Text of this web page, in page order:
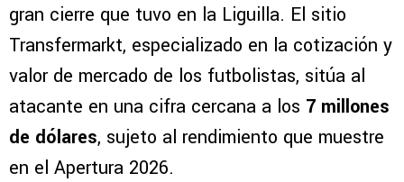
gran cierre que tuvo en la Liguilla. El sitio
Transfermarkt, especializado en la cotización y
valor de mercado de los futbolistas, sitúa al
atacante en una cifra cercana a los 7 millones
de dólares, sujeto al rendimiento que muestre
en el Apertura 2026.